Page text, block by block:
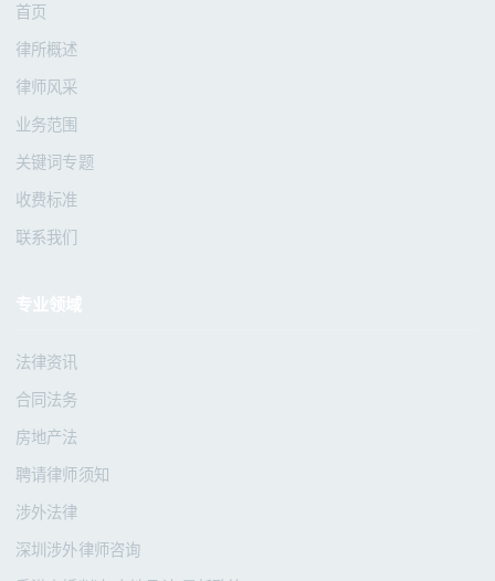
首页
律所概述
律师风采
业务范围
关键词专题
收费标准
联系我们
法律资讯
合同法务
房地产法
聘请律师须知
涉外法律
深圳涉外律师咨询